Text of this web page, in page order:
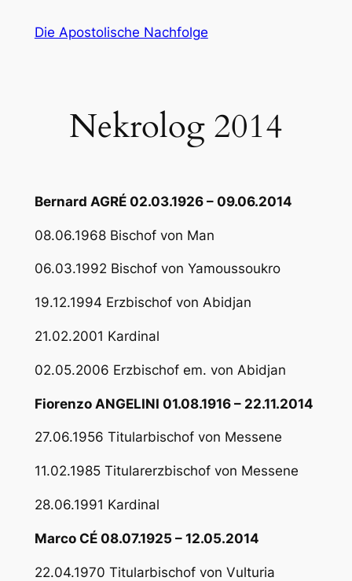
InhaltDie Apostolische Nachfolge
Nekrolog 2014
Bernard AGRÉ 02.03.1926 – 09.06.2014
08.06.1968 Bischof von Man
06.03.1992 Bischof von Yamoussoukro
19.12.1994 Erzbischof von Abidjan
21.02.2001 Kardinal
02.05.2006 Erzbischof em. von Abidjan
Fiorenzo ANGELINI 01.08.1916 – 22.11.2014
27.06.1956 Titularbischof von Messene
11.02.1985 Titularerzbischof von Messene
28.06.1991 Kardinal
Marco CÉ 08.07.1925 – 12.05.2014
22.04.1970 Titularbischof von Vulturia